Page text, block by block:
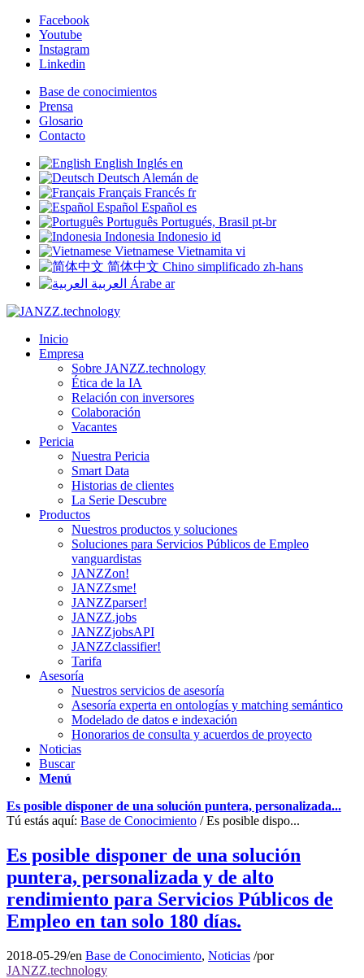
Facebook
Youtube
Instagram
Linkedin
Base de conocimientos
Prensa
Glosario
Contacto
English Inglés en
Deutsch Alemán de
Français Francés fr
Español Español es
Português Portugués, Brasil pt-br
Indonesia Indonesio id
Vietnamese Vietnamita vi
简体中文 Chino simplificado zh-hans
العربية Árabe ar
Inicio
Empresa
Sobre JANZZ.technology
Ética de la IA
Relación con inversores
Colaboración
Vacantes
Pericia
Nuestra Pericia
Smart Data
Historias de clientes
La Serie Descubre
Productos
Nuestros productos y soluciones
Soluciones para Servicios Públicos de Empleo
vanguardistas
JANZZon!
JANZZsme!
JANZZparser!
JANZZ.jobs
JANZZjobsAPI
JANZZclassifier!
Tarifa
Asesoría
Nuestros servicios de asesoría
Asesoría experta en ontologías y matching semántico
Modelado de datos e indexación
Honorarios de consulta y acuerdos de proyecto
Noticias
Buscar
Menú
Es posible disponer de una solución puntera, personalizada...
Tú estás aquí: Base de Conocimiento / Es posible dispo...
Es posible disponer de una solución
puntera, personalizada y de alto
rendimiento para Servicios Públicos de
Empleo en tan solo 180 días.
2018-05-29/en Base de Conocimiento, Noticias /por
JANZZ.technology